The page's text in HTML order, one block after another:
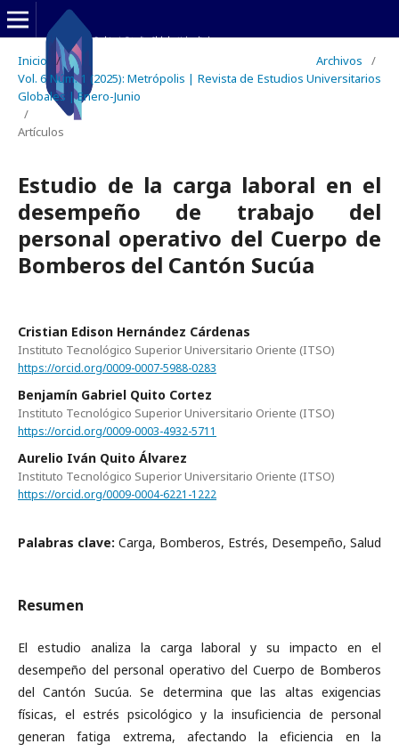
Inicio / Archivos
/
Vol. 6 Núm. 1 (2025): Metrópolis | Revista de Estudios Universitarios
Globales | Enero-Junio
/
Artículos
Estudio de la carga laboral en el
desempeño de trabajo del
personal operativo del Cuerpo de
Bomberos del Cantón Sucúa
Cristian Edison Hernández Cárdenas
Instituto Tecnológico Superior Universitario Oriente (ITSO)
https://orcid.org/0009-0007-5988-0283
Benjamín Gabriel Quito Cortez
Instituto Tecnológico Superior Universitario Oriente (ITSO)
https://orcid.org/0009-0003-4932-5711
Aurelio Iván Quito Álvarez
Instituto Tecnológico Superior Universitario Oriente (ITSO)
https://orcid.org/0009-0004-6221-1222
Palabras clave: Carga, Bomberos, Estrés, Desempeño, Salud
Resumen
El estudio analiza la carga laboral y su impacto en el
desempeño del personal operativo del Cuerpo de Bomberos
del Cantón Sucúa. Se determina que las altas exigencias
físicas, el estrés psicológico y la insuficiencia de personal
generan fatiga extrema, afectando la eficiencia en la